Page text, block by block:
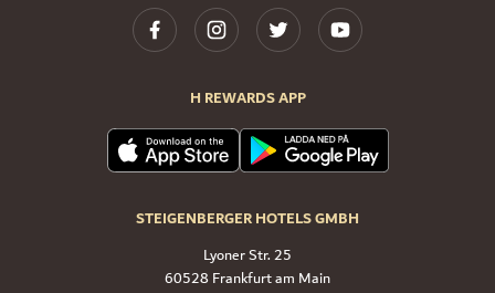
H REWARDS APP
STEIGENBERGER HOTELS GMBH
Lyoner Str. 25
60528 Frankfurt am Main